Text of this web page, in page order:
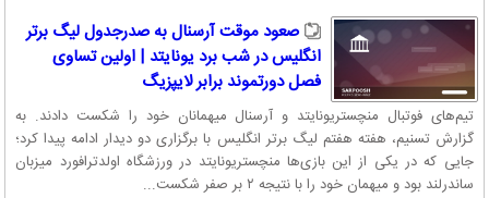
صعود موقت آرسنال به صدرجدول لیگ برتر
انگلیس در شب برد یونایتد | اولین تساوی
فصل دورتموند برابر لایپزیگ
تیم‌های فوتبال منچستریونایتد و آرسنال میهمانان خود را شکست دادند. به
گزارش تسنیم، هفته هفتم لیگ برتر انگلیس با برگزاری دو دیدار ادامه پیدا کرد؛
جایی که در یکی از این بازی‌ها منچستریونایتد در ورزشگاه اولدترافورد میزبان
ساندرلند بود و میهمان خود را با نتیجه ۲ بر صفر شکست...